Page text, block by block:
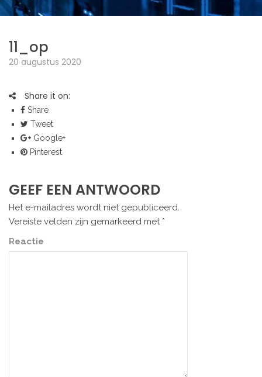
11_op
20 augustus 2020
Share it on:
Share
Tweet
Google+
Pinterest
GEEF EEN ANTWOORD
Het e-mailadres wordt niet gepubliceerd.
Vereiste velden zijn gemarkeerd met *
Reactie